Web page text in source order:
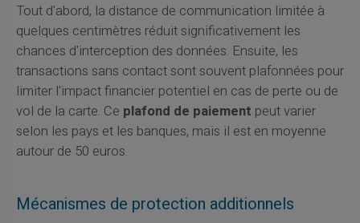
Tout d'abord, la distance de communication limitée à
quelques centimètres réduit significativement les
chances d'interception des données. Ensuite, les
transactions sans contact sont souvent plafonnées pour
limiter l'impact financier potentiel en cas de perte ou de
vol de la carte. Ce plafond de paiement peut varier
selon les pays et les banques, mais il est en moyenne
autour de 50 euros.
Mécanismes de protection additionnels